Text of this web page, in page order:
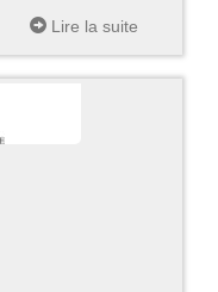
Lire la suite